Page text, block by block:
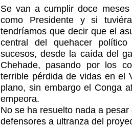
Se van a cumplir doce
como Presidente y si
tendríamos que decir que el
central del quehacer
sucesos, desde la caída del
Chehade, pasando por los
terrible pérdida de vidas en el
plano, sin embargo el Conga
empeora.
No se ha resuelto nada a
defensores a ultranza del